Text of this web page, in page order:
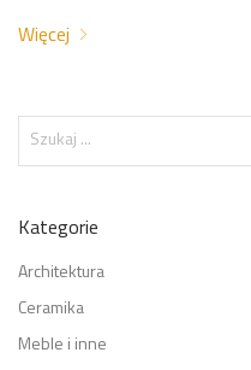
Więcej
Kategorie
Architektura
Ceramika
Meble i inne